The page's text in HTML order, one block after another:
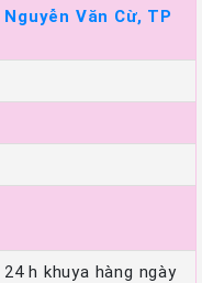
Văn Cừ, TP
h khuya hàng ngày